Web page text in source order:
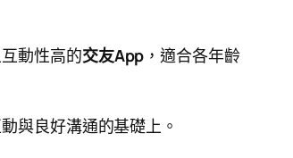
動性高的交友App ，適合各年齡
與良好溝通的基礎上。